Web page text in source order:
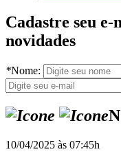
Cadastre seu e-
novidades
*Nome:
10/04/2025 às 07:45h